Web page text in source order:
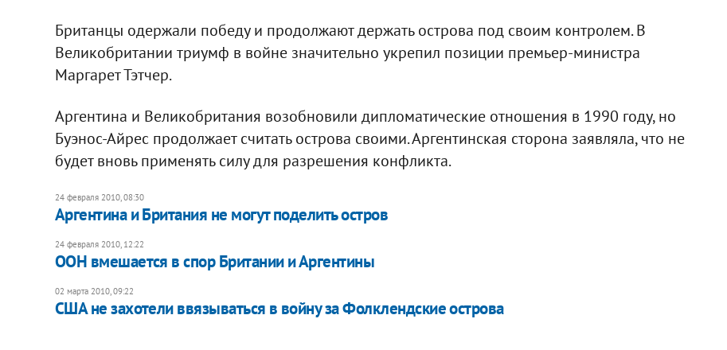
Британцы одержали победу и продолжают держать острова под своим контролем. В
Великобритании триумф в войне значительно укрепил позиции премьер-министра
Маргарет Тэтчер.
Аргентина и Великобритания возобновили дипломатические отношения в 1990 году, но
Буэнос-Айрес продолжает считать острова своими. Аргентинская сторона заявляла, что не
будет вновь применять силу для разрешения конфликта.
24 февраля 2010, 08:30
Аргентина и Британия не могут поделить остров
24 февраля 2010, 12:22
ООН вмешается в спор Британии и Аргентины
02 марта 2010, 09:22
США не захотели ввязываться в войну за Фолклендские острова